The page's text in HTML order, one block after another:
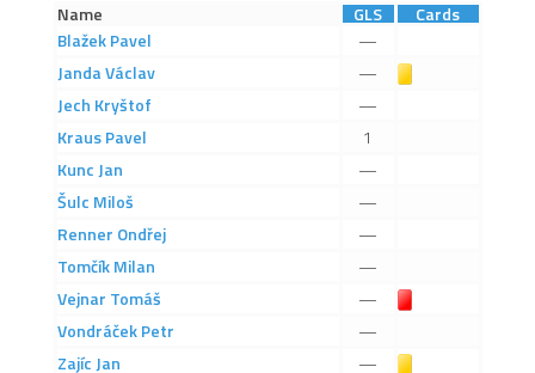
Hráči
Realizační tým
Historie
Zápasy 2025/26
2023/24
2022/23
2021/22
Name
GLS
Cards
Blažek Pavel
—
JandaVáclav —
Jech Kryštof
—
Kraus Pavel
1
Kunc Jan
—
Šulc Miloš
—
Renner Ondřej
—
Tomčík Milan
—
Vejnar Tomáš —
Červená karta
Vondráček Petr
—
Zajíc Jan —